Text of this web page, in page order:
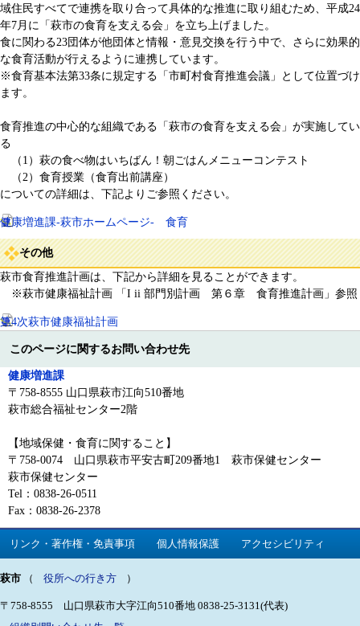
域住民すべてで連携を取り合って具体的な推進に取り組むため、平成24
年7月に「萩市の食育を支える会」を立ち上げました。
食に関わる23団体が他団体と情報・意見交換を行う中で、さらに効果的
な食育活動が行えるように連携しています。
※食育基本法第33条に規定する「市町村食育推進会議」として位置づけ
ます。
食育推進の中心的な組織である「萩市の食育を支える会」が実施してい
る
（1）萩の食べ物はいちばん！朝ごはんメニューコンテスト
（2）食育授業（食育出前講座）
についての詳細は、下記よりご参照ください。
健康増進課-萩市ホームページ- 食育
その他
萩市食育推進計画は、下記から詳細を見ることができます。
※萩市健康福祉計画 「I ii 部門別計画 第６章 食育推進計画」参照
第4次萩市健康福祉計画
このページに関するお問い合わせ先
健康増進課
〒758-8555 山口県萩市江向510番地
萩市総合福祉センター2階
【地域保健・食育に関すること】
〒758-0074 山口県萩市平安古町209番地1 萩市保健センター
萩市保健センター
Tel：0838-26-0511
Fax：0838-26-2378
リンク・著作権・免責事項 個人情報保護 アクセシビリティ
萩市 （ 役所への行き方 ）
〒758-8555 山口県萩市大字江向510番地 0838-25-3131(代表)